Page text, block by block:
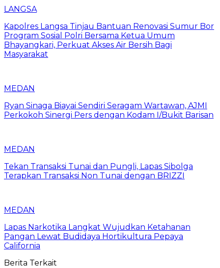
LANGSA
Kapolres Langsa Tinjau Bantuan Renovasi Sumur Bor
Program Sosial Polri Bersama Ketua Umum
Bhayangkari, Perkuat Akses Air Bersih Bagi
Masyarakat
MEDAN
Ryan Sinaga Biayai Sendiri Seragam Wartawan, AJMI
Perkokoh Sinergi Pers dengan Kodam I/Bukit Barisan
MEDAN
Tekan Transaksi Tunai dan Pungli, Lapas Sibolga
Terapkan Transaksi Non Tunai dengan BRIZZI
MEDAN
Lapas Narkotika Langkat Wujudkan Ketahanan
Pangan Lewat Budidaya Hortikultura Pepaya
California
Berita Terkait